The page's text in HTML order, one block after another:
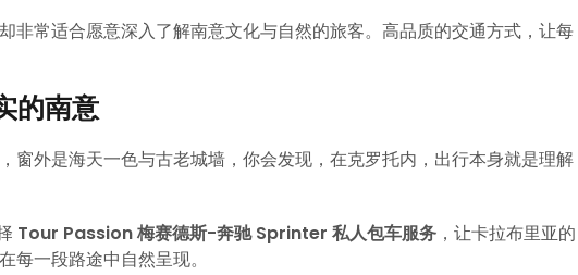
非常适合愿意深入了解南意文化与自然的旅客。高品质的交通方式，让每
的南意
窗外是海天一色与古老城墙，你会发现，在克罗托内，出行本身就是理解
Tour Passion 梅赛德斯-奔驰 Sprinter 私人包车服务 ，让卡拉布里亚的
每一段路途中自然呈现。